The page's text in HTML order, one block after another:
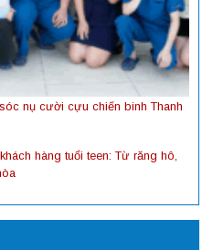
nụ cười cựu chiến binh Thanh
hàng tuổi teen: Từ răng hô,